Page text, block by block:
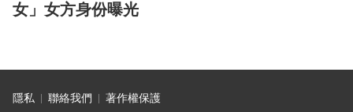
女」女方身份曝光
隱私 聯絡我們 著作權保護